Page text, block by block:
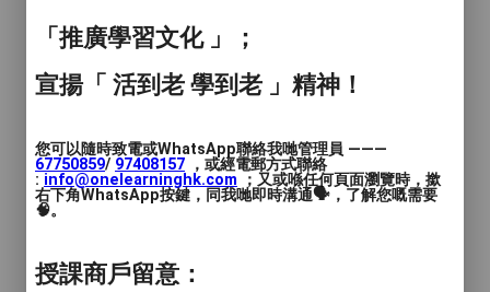
球專業畢業，有多年的乒乓球比賽及教練經
驗；期間曾多次參加局部區域賽及私人聯
賽，獲得多項個人及團隊獎項無數能為學生
及快速的提升。30年教學經驗• 國內專業乒
乓球體校畢業• 曾擔任江門鹤山市隊乒乓球
教練• 右手直板• 擅長快攻秒殺形• 教授直板
橫板皆可，無論年齡• 現有教授私人教學、
「推廣學習文化 」；
宣揚「 活到老 學到老 」精神！
您可以隨時致電或WhatsApp聯絡我哋管理員 ———
67750859/ 97408157 ，或經電郵方式聯絡
: info@onelearninghk.com ；又或喺任何頁面瀏覽時，撳
右下角WhatsApp按鍵，同我哋即時溝通🗣️，了解您嘅需要
🧠。
授課商戶留意：